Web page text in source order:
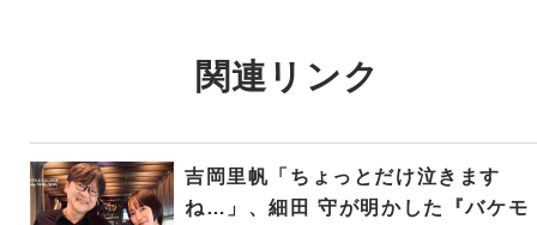
関連リンク
吉岡里帆「ちょっとだけ泣きます
ね…」、細田 守が明かした『バケモ